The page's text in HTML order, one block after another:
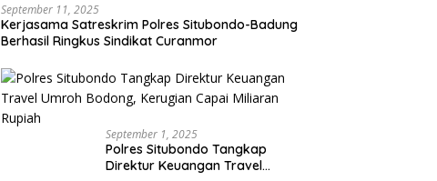
September 11, 2025
Kerjasama Satreskrim Polres Situbondo-Badung
Berhasil Ringkus Sindikat Curanmor
September 1, 2025
Polres Situbondo Tangkap
Direktur Keuangan Travel